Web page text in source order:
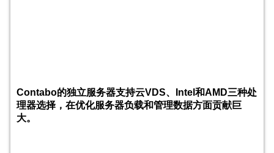
Contabo的独立服务器支持云VDS、Intel和AMD三种处
理器选择，在优化服务器负载和管理数据方面贡献巨
大。